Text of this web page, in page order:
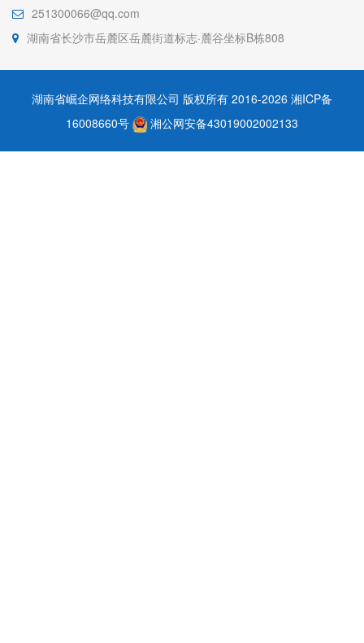
251300066@qq.com
湖南省长沙市岳麓区岳麓街道标志·麓谷坐标B栋808
湖南省崛企网络科技有限公司 版权所有 2016-2026 湘ICP备
16008660号
湘公网安备43019002002133